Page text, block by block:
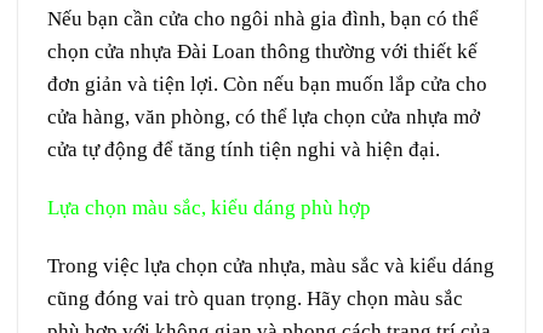
Nếu bạn cần cửa cho ngôi nhà gia đình, bạn có thể
chọn cửa nhựa Đài Loan thông thường với thiết kế
đơn giản và tiện lợi. Còn nếu bạn muốn lắp cửa cho
cửa hàng, văn phòng, có thể lựa chọn cửa nhựa mở
cửa tự động để tăng tính tiện nghi và hiện đại.
Lựa chọn màu sắc, kiểu dáng phù hợp
Trong việc lựa chọn cửa nhựa, màu sắc và kiểu dáng
cũng đóng vai trò quan trọng. Hãy chọn màu sắc